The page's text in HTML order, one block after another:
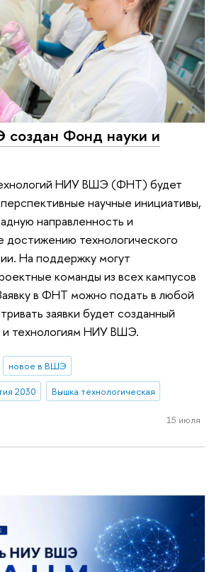
Фонд науки и
НИУ ВШЭ (ФНТ) будет
научные инициативы,
направленность и
технологического
На поддержку могут
команды из всех кампусов
в ФНТ можно подать в любой
заявки будет созданный
и технологиям НИУ ВШЭ.
новое в ВШЭ
2030
Вышка технологическая
15 июля